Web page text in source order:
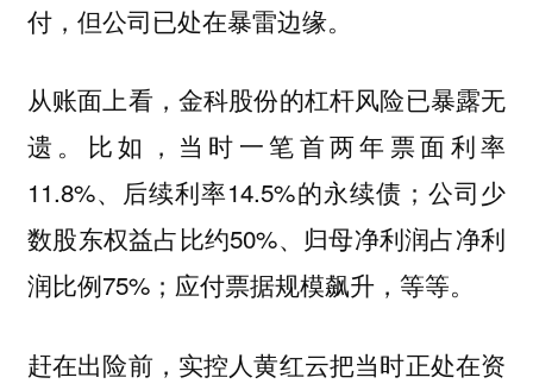
付，但公司已处在暴雷边缘。
从账面上看，金科股份的杠杆风险已暴露无
遗。比如，当时一笔首两年票面利率
11.8%、后续利率14.5%的永续债；公司少
数股东权益占比约50%、归母净利润占净利
润比例75%；应付票据规模飙升，等等。
赶在出险前，实控人黄红云把当时正处在资